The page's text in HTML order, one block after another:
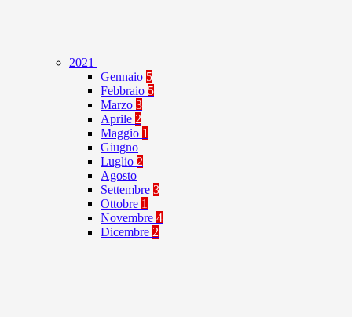
2021
Gennaio 5
Febbraio 5
Marzo 3
Aprile 2
Maggio 1
Giugno
Luglio 2
Agosto
Settembre 3
Ottobre 1
Novembre 4
Dicembre 2